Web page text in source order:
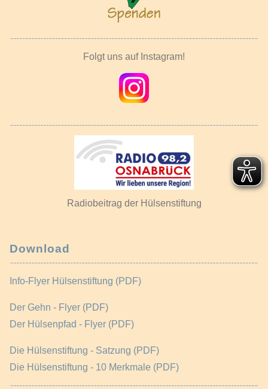
Folgt uns auf Instagram!
Radiobeitrag der Hülsenstiftung
Download
Info-Flyer Hülsenstiftung (PDF)
Der Gehn - Flyer (PDF)
Der Hülsenpfad - Flyer (PDF)
Die Hülsenstiftung - Satzung (PDF)
Die Hülsenstiftung - 10 Merkmale (PDF)